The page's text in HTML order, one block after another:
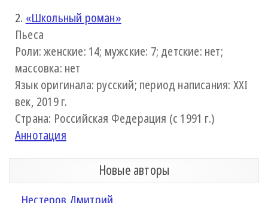
2. «Школьный роман»
Пьеса
Роли: женские: 14; мужские: 7; детские: нет;
массовка: нет
Язык оригинала: русский; период написания: XXI
век, 2019 г.
Страна: Российская Федерация (с 1991 г.)
Аннотация
Новые авторы